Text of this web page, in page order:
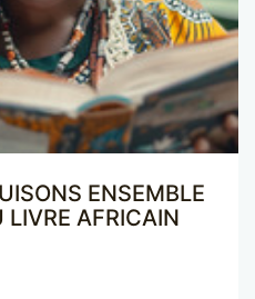
ENSEMBLE
LIVRE AFRICAIN